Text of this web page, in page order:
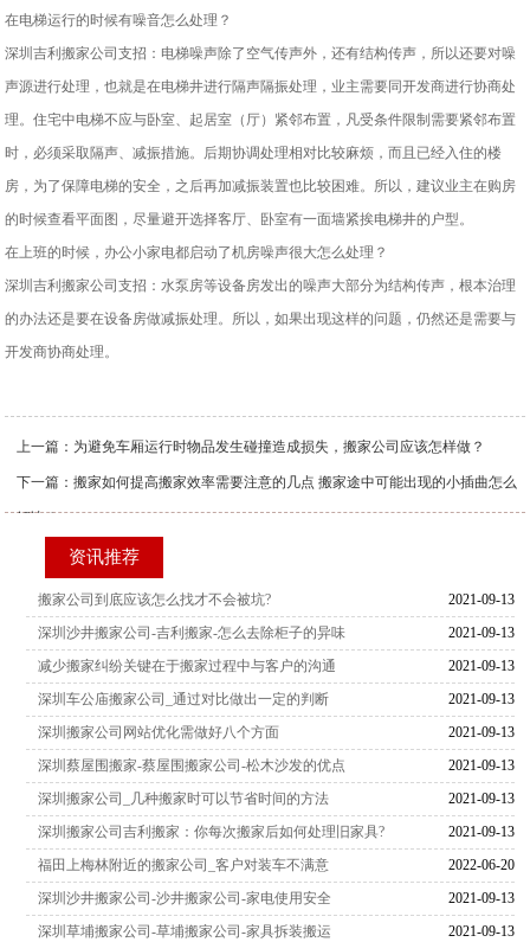
在电梯运行的时候有噪音怎么处理？
深圳吉利搬家公司支招：电梯噪声除了空气传声外，还有结构传声，所以还要对噪
声源进行处理，也就是在电梯井进行隔声隔振处理，业主需要同开发商进行协商处
理。住宅中电梯不应与卧室、起居室（厅）紧邻布置，凡受条件限制需要紧邻布置
时，必须采取隔声、减振措施。后期协调处理相对比较麻烦，而且已经入住的楼
房，为了保障电梯的安全，之后再加减振装置也比较困难。所以，建议业主在购房
的时候查看平面图，尽量避开选择客厅、卧室有一面墙紧挨电梯井的户型。
在上班的时候，办公小家电都启动了机房噪声很大怎么处理 ？
深圳吉利搬家公司支招：水泵房等设备房发出的噪声大部分为结构传声，根本治理
的办法还是要在设备房做减振处理。所以，如果出现这样的问题，仍然还是需要与
开发商协商处理。
上一篇： 为避免车厢运行时物品发生碰撞造成损失，搬家公司应该怎样做？
下一篇：搬家如何提高搬家效率需要注意的几点 搬家途中可能出现的小插曲怎么
解决？
资讯推荐
2021-09-13
搬家公司到底应该怎么找才不会被坑?
2021-09-13
深圳沙井搬家公司-吉利搬家-怎么去除柜子的异味
2021-09-13
减少搬家纠纷关键在于搬家过程中与客户的沟通
2021-09-13
深圳车公庙搬家公司_通过对比做出一定的判断
2021-09-13
深圳搬家公司网站优化需做好八个方面
2021-09-13
深圳蔡屋围搬家-蔡屋围搬家公司-松木沙发的优点
2021-09-13
深圳搬家公司_几种搬家时可以节省时间的方法
2021-09-13
深圳搬家公司吉利搬家：你每次搬家后如何处理旧家具?
2022-06-20
福田上梅林附近的搬家公司_客户对装车不满意
2021-09-13
深圳沙井搬家公司-沙井搬家公司-家电使用安全
2021-09-13
深圳草埔搬家公司-草埔搬家公司-家具拆装搬运